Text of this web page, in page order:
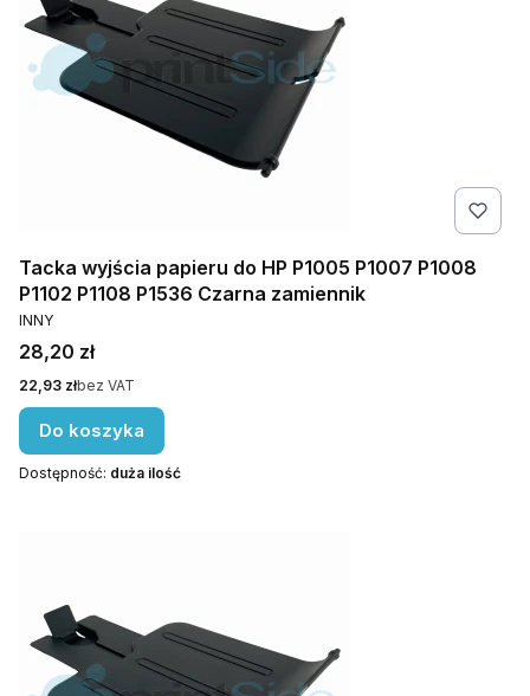
Tacka wyjścia papieru do HP P1005 P1007 P1008
P1102 P1108 P1536 Czarna zamiennik
PRODUCENT
INNY
Cena
28,20 zł
Cena
22,93 złbez VAT
Do koszyka
Dostępność: duża ilość